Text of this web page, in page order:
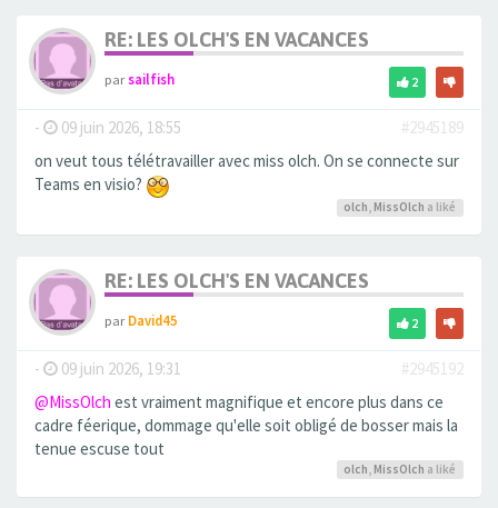
RE: LES OLCH'S EN VACANCES
parsailfish 2
- 09 juin 2026, 18:55
#2945189
on veut tous télétravailler avec miss olch. On se connecte sur
Teams en visio?
olch, MissOlch a liké
RE: LES OLCH'S EN VACANCES
parDavid45 2
- 09 juin 2026, 19:31
#2945192
@MissOlch est vraiment magnifique et encore plus dans ce
cadre féerique, dommage qu'elle soit obligé de bosser mais la
tenue escuse tout
olch MissOlch a liké